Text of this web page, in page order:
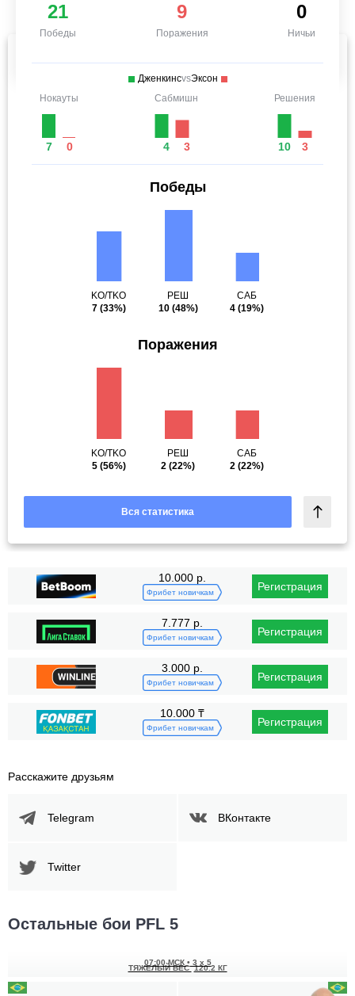
21
Победы
9
Поражения
0
Ничьи
ДженкинсvsЭксон
Нокауты
7 0
Сабмишн
4 3
Решения
10 3
Победы
KO/TKO
7(33%)
РЕШ
10(48%)
САБ
4 (19%)
Поражения
KO/TKO
5(56%)
РЕШ
2 (22%)
САБ
2 (22%)
Вся статистика
10.000 р.
Фрибет новичкам Регистрация
7.777 р.
Фрибет новичкам Регистрация
3.000 р.
Фрибет новичкам Регистрация
10.000 ₸
Фрибет новичкам Регистрация
Расскажите друзьям
Telegram ВКонтакте
Twitter
Остальные бои PFL 5
07:00 МСК • 3 x 5
ТЯЖЕЛЫЙ ВЕС 120.2 КГ